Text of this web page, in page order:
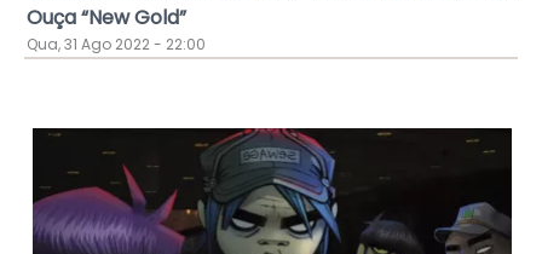
Ouça “New Gold”
Qua, 31 Ago 2022 - 22:00